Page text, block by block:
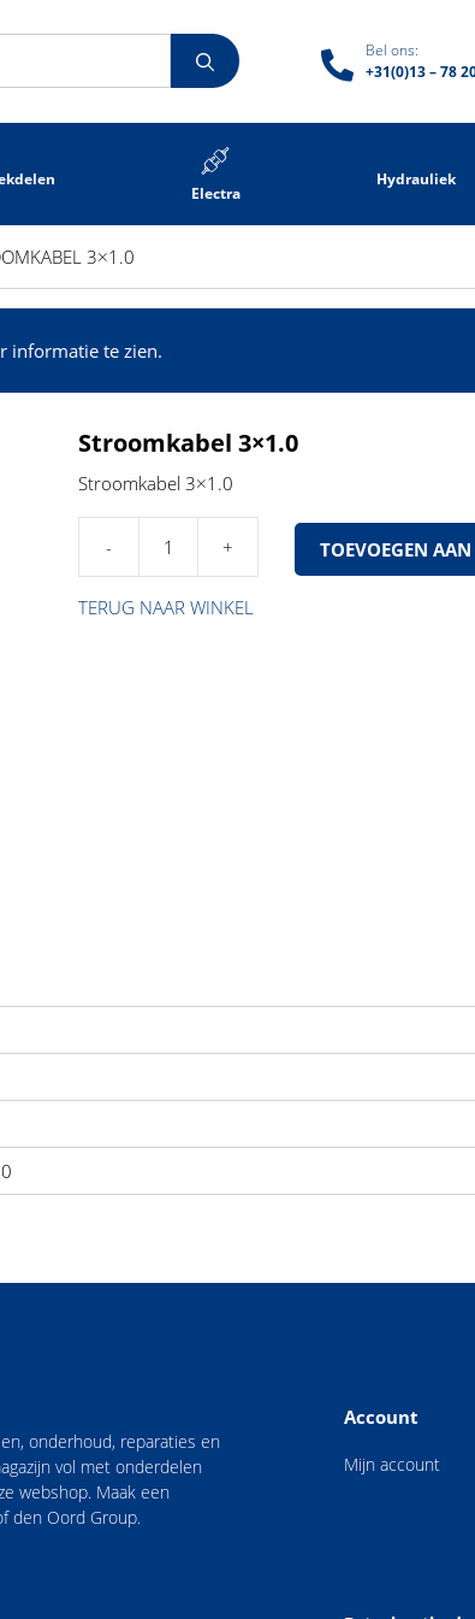
Bel ons:
+31(0)13 – 78
Electra
Hydrauliek
3×1.0
informatie te zien.
Stroomkabel 3×1.0
Stroomkabel 3×1.0
Stroomkabel
3x1.0
aantal
TOEVOEGEN
TERUG NAAR WINKEL
onderhoud, reparaties en
vol met onderdelen
webshop. Maak een
den Oord Group.
Account
Mijn account